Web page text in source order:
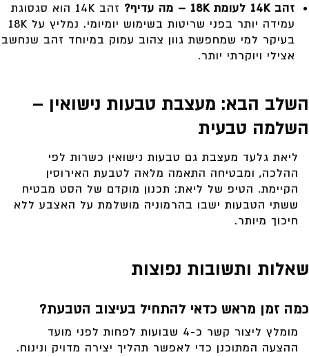
זהב 14K לעומת 18K – מה עדיף?
זהב 14K הוא סגסוגת
עמידה יותר בפני שריטות בשימוש יומיומי. נמליץ על 18K
בעיקר למי שמחפשת גוון צהוב עמוק במיוחד זהב שנחשב
אצילי ויוקרתי יותר.
השלב הבא: מעצבת טבעות נישואין –
השלמה טבעית
ליאת גלעד מעצבת גם טבעות נישואין כשרות לפי
ההלכה, ומבטיחה התאמה מלאה לטבעת האירוסין
הקיימת. הטיפ של ליאת: תכנון מוקדם של הסט מבטיח
ששתי הטבעות ישבו בהרמוניה מושלמת על האצבע ללא
חיכוך מיותר.
שאלות ותשובות נפוצות
כמה זמן מראש כדאי להתחיל בעיצוב הטבעת?
מומלץ ליצור קשר כ-4 שבועות לפחות לפני מועד
ההצעה המתוכנן כדי לאפשר תהליך יצירה מדויק ונינוח.